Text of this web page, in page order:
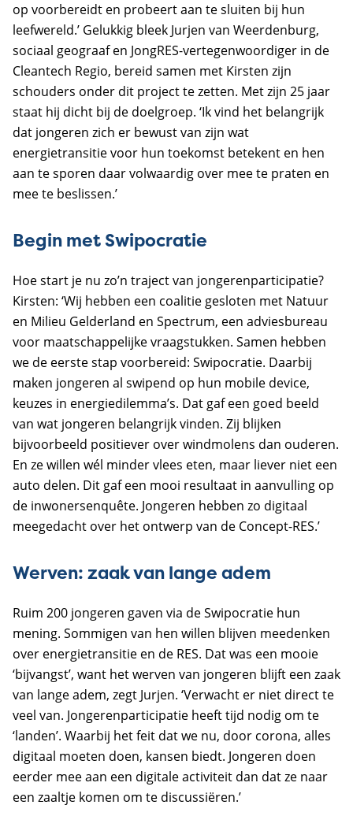
op voorbereidt en probeert aan te sluiten bij hun
leefwereld.’ Gelukkig bleek Jurjen van Weerdenburg,
sociaal geograaf en JongRES-vertegenwoordiger in de
Cleantech Regio, bereid samen met Kirsten zijn
schouders onder dit project te zetten. Met zijn 25 jaar
staat hij dicht bij de doelgroep. ‘Ik vind het belangrijk
dat jongeren zich er bewust van zijn wat
energietransitie voor hun toekomst betekent en hen
aan te sporen daar volwaardig over mee te praten en
mee te beslissen.’
Begin met Swipocratie
Hoe start je nu zo’n traject van jongerenparticipatie?
Kirsten: ‘Wij hebben een coalitie gesloten met Natuur
en Milieu Gelderland en Spectrum, een adviesbureau
voor maatschappelijke vraagstukken. Samen hebben
we de eerste stap voorbereid: Swipocratie. Daarbij
maken jongeren al swipend op hun mobile device,
keuzes in energiedilemma’s. Dat gaf een goed beeld
van wat jongeren belangrijk vinden. Zij blijken
bijvoorbeeld positiever over windmolens dan ouderen.
En ze willen wél minder vlees eten, maar liever niet een
auto delen. Dit gaf een mooi resultaat in aanvulling op
de inwonersenquête. Jongeren hebben zo digitaal
meegedacht over het ontwerp van de Concept-RES.’
Werven: zaak van lange adem
Ruim 200 jongeren gaven via de Swipocratie hun
mening. Sommigen van hen willen blijven meedenken
over energietransitie en de RES. Dat was een mooie
‘bijvangst’, want het werven van jongeren blijft een zaak
van lange adem, zegt Jurjen. ‘Verwacht er niet direct te
veel van. Jongerenparticipatie heeft tijd nodig om te
‘landen’. Waarbij het feit dat we nu, door corona, alles
digitaal moeten doen, kansen biedt. Jongeren doen
eerder mee aan een digitale activiteit dan dat ze naar
een zaaltje komen om te discussiëren.’